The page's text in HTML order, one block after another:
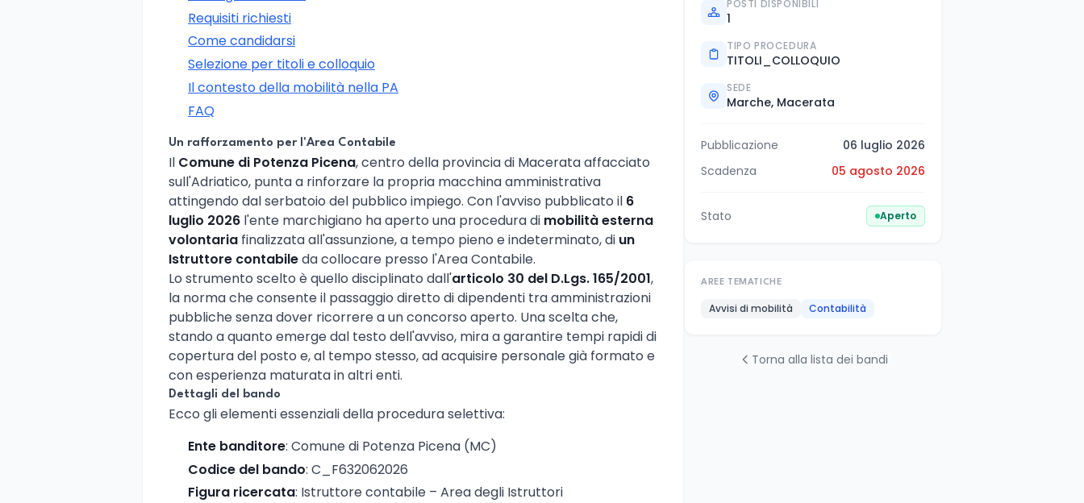
Requisiti richiesti
Come candidarsi
Selezione per titoli e colloquio
Il contesto della mobilità nella PA
FAQ
Un rafforzamento per l'Area Contabile
Il Comune di Potenza Picena, centro della provincia di Macerata affacciato
sull'Adriatico, punta a rinforzare la propria macchina amministrativa
attingendo dal serbatoio del pubblico impiego. Con l'avviso pubblicato il 6
luglio 2026 l'ente marchigiano ha aperto una procedura di mobilità esterna
volontaria finalizzata all'assunzione, a tempo pieno e indeterminato, di un
Istruttore contabileda collocare presso l'Area Contabile.
Lo strumento scelto è quello disciplinato dall'articolo 30 del D.Lgs. 165/2001,
la norma che consente il passaggio diretto di dipendenti tra amministrazioni
pubbliche senza dover ricorrere a un concorso aperto. Una scelta che,
stando a quanto emerge dal testo dell'avviso, mira a garantire tempi rapidi di
copertura del posto e, al tempo stesso, ad acquisire personale già formato e
con esperienza maturata in altri enti.
Dettagli del bando
Ecco gli elementi essenziali della procedura selettiva:
Ente banditore: Comune di Potenza Picena (MC)
Codice del bando: C_F632062026
Figura ricercata: Istruttore contabile – Area degli Istruttori
POSTI DISPONIBILI
1
TIPO PROCEDURA
TITOLI_COLLOQUIO
SEDE
Marche, Macerata
Pubblicazione
06 luglio 2026
Scadenza
05 agosto 2026
Stato Aperto
AREE TEMATICHE
Avvisi di mobilità Contabilità
Torna alla lista dei bandi